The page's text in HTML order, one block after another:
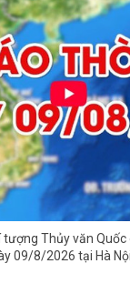
tượng Thủy văn
09/8/2026 tại Hà